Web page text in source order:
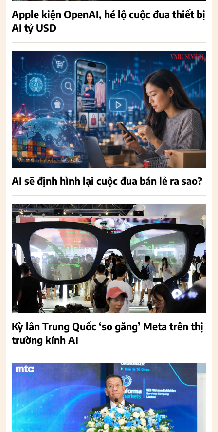
Apple kiện OpenAI, hé lộ cuộc đua thiết bị
AI tỷ USD
AI sẽ định hình lại cuộc đua bán lẻ ra sao?
Kỳ lân Trung Quốc ‘so găng’ Meta trên thị
trường kính AI